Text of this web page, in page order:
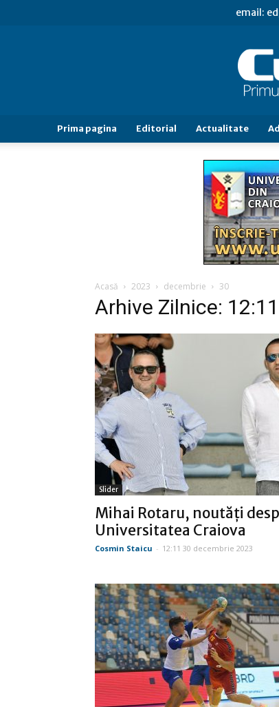
email:
Prima pagina Editorial Actualitate
Acasă 2023 decembrie 30
Arhive Zilnice:
Slider
Mihai Rotaru, noutăţi
Universitatea Craiova
Cosmin Staicu - 12:11 30 decembrie 2023